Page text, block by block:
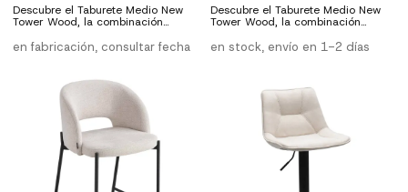
Descubre el Taburete Medio New
Tower Wood, la combinación
Con un diseño escandinavo y un
cojín fijo tapizado, ofrece una
uso diario. Ideal para ambientes
modernos y nórdicos, añadiendo
un toque elegante a tu hogar o
negocio. Características técnicas:
Dimensiones: 49 cm de ancho, 54
en fabricación, consultar fecha
Descubre el Taburete Medio New
Tower Wood, la combinación
Con un diseño escandinavo y un
cojín fijo tapizado, ofrece una
modernos y nórdicos, añadiendo
un toque elegante a tu hogar o
Dimensiones: 49 cm de ancho, 54
en stock, envío en 1-2 días